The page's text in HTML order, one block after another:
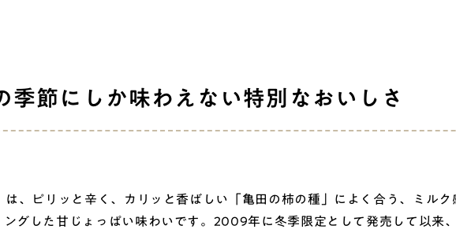
季節にしか味わえない特別なおいしさ
、ピリッと辛く、カリッと香ばしい「亀田の柿の種」によく合う、ミルク
グした甘じょっぱい味わいです。2009年に冬季限定として発売して以来